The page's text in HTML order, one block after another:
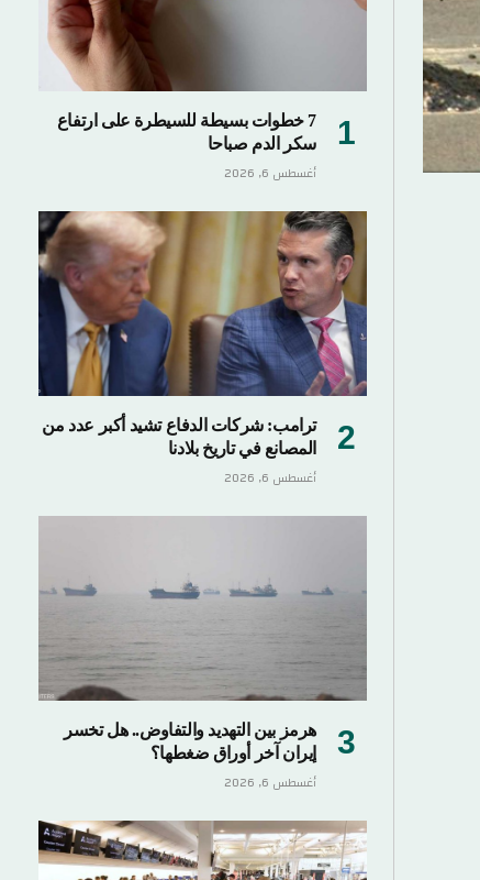
7 خطوات بسيطة للسيطرة على ارتفاع
سكر الدم صباحا
أغسطس 6, 2026
ترامب: شركات الدفاع تشيد أكبر عدد من
المصانع في تاريخ بلادنا
أغسطس 6, 2026
هرمز بين التهديد والتفاوض.. هل تخسر
إيران آخر أوراق ضغطها؟
أغسطس 6, 2026